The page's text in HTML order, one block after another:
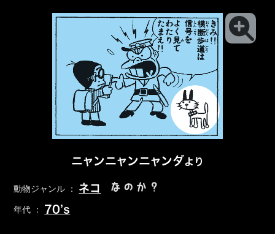
ニャンニャンニャンダより
動物ジャンル ： ネコ なのか？
年代 ： 70’s